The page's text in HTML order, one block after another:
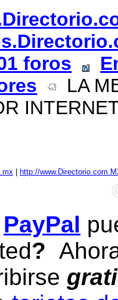
foros
LA
http://
PayPal
?